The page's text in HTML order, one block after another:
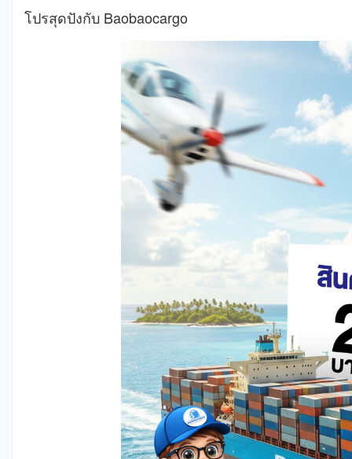
โปรสุดปังกับ Baobaocargo